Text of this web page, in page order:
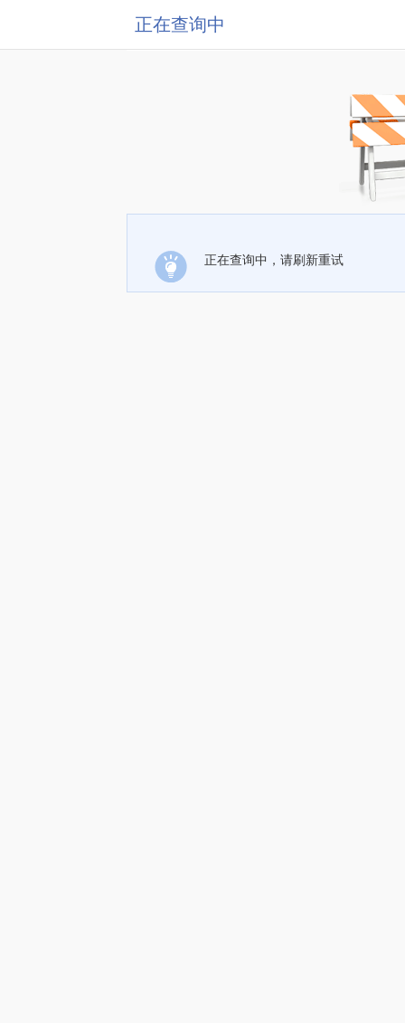
正在查询中
正在查询中，请刷新重试